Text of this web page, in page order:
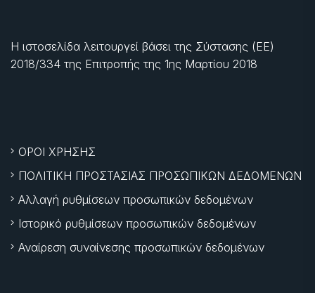
Η ιστοσελίδα λειτουργεί βάσει της Σύστασης (ΕΕ)
2018/334 της Επιτροπής της 1ης Μαρτίου 2018
ΟΡΟΙ ΧΡΗΣΗΣ
ΠΟΛΙΤΙΚΗ ΠΡΟΣΤΑΣΙΑΣ ΠΡΟΣΩΠΙΚΩΝ ΔΕΔΟΜΕΝΩΝ
Αλλαγή ρυθμίσεων προσωπικών δεδομένων
Ιστορικό ρυθμίσεων προσωπικών δεδομένων
Αναίρεση συναίνεσης προσωπικών δεδομένων